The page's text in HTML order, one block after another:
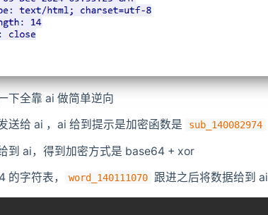
下全靠 ai 做简单逆向
送给 ai ，ai 给到提示是加密函数是
sub_140082974
到 ai，得到加密方式是 base64 + xor
的字符表，
word_140111070 跟进之后将数据给到 ai